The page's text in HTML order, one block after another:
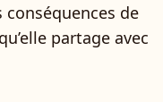
de
partage avec